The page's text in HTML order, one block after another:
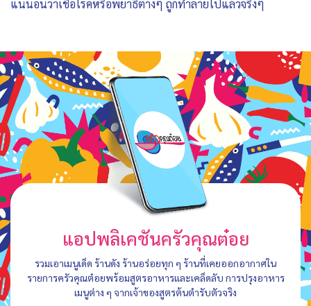
แน่นอนว่าเชื้อโรคหรือพยาธิต่างๆ ถูกทำลายไปแล้วจริงๆ
แอปพลิเคชันครัวคุณต๋อย
รวมเอาเมนูเด็ด ร้านดัง ร้านอร่อยทุก ๆ ร้านที่เคยออกอากาศใน
รายการครัวคุณต๋อยพร้อมสูตรอาหารและเคล็ดลับ การปรุงอาหาร
เมนูต่าง ๆ จากเจ้าของสูตรต้นตำรับตัวจริง